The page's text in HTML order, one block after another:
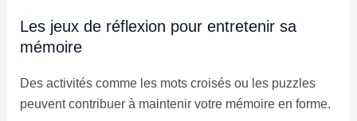
Les jeux de réflexion pour entretenir sa
mémoire
Des activités comme les mots croisés ou les puzzles
peuvent contribuer à maintenir votre mémoire en forme.